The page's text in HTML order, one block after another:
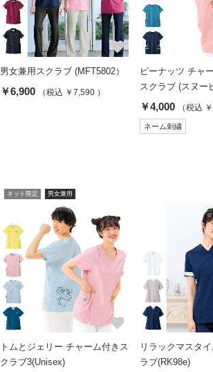
favorite
男女兼用スクラブ (MFT5802）
￥6,900 （税込 ￥7,590 ）
ピーナッツ チャ
スクラブ (スヌー
￥4,000 （税込
ネーム刺繍
ネット限定 男女兼用
favorite
トムとジェリー チャーム付きス
クラブ3(Unisex)
リラックマスタ
ラブ(RK98e)